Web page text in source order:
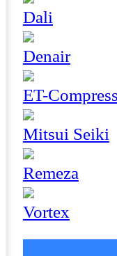
Dali
Denair
ET-
Mitsui Seiki
Remeza
Vortex